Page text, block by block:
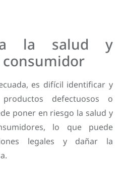
la salud y
es difícil identificar y
defectuosos o
poner en riesgo la salud y
lo que puede
legales y dañar la